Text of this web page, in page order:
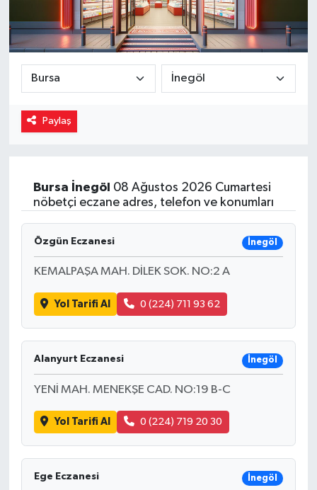
Paylaş
Bursa İnegöl 08 Ağustos 2026 Cumartesi
nöbetçi eczane adres, telefon ve konumları
Özgün Eczanesi İnegöl
KEMALPAŞA MAH. DİLEK SOK. NO:2 A
Yol Tarifi Al 0 (224) 711 93 62
Alanyurt Eczanesi İnegöl
YENİ MAH. MENEKŞE CAD. NO:19 B-C
Yol Tarifi Al 0 (224) 719 20 30
Ege Eczanesi İnegöl
Magazin
Sağlık
Spor
Yaşam
Yerel Yönetimler
Yurttan